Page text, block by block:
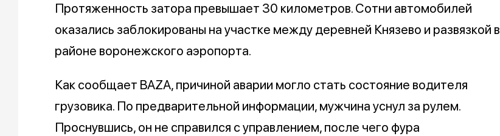
Протяженность затора превышает 30 километров. Сотни автомобилей
оказались заблокированы на участке между деревней Князево и развязкой в
районе воронежского аэропорта.
Как сообщает BAZA, причиной аварии могло стать состояние водителя
грузовика. По предварительной информации, мужчина уснул за рулем.
Проснувшись, он не справился с управлением, после чего фура